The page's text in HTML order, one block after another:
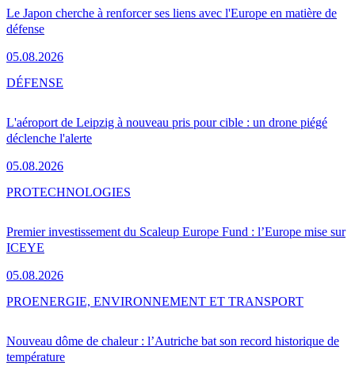
Le Japon cherche à renforcer ses liens avec l'Europe en matière de
défense
05.08.2026
L'aéroport de Leipzig à nouveau pris pour cible : un drone piégé
déclenche l'alerte
05.08.2026
DÉFENSE
Premier investissement du Scaleup Europe Fund : l’Europe mise sur
ICEYE
05.08.2026
PROTECHNOLOGIES
Nouveau dôme de chaleur : l’Autriche bat son record historique de
température
PROENERGIE, ENVIRONNEMENT ET TRANSPORT